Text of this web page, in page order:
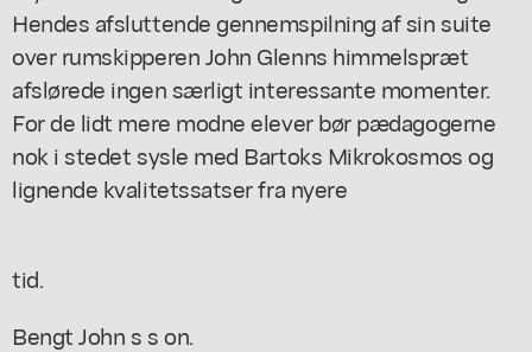
Hendes afsluttende gennemspilning af sin suite
over rumskipperen John Glenns himmelspræt
afslørede ingen særligt interessante momenter.
For de lidt mere modne elever bør pædagogerne
nok i stedet sysle med Bartoks Mikrokosmos og
lignende kvalitetssatser fra nyere
tid.
Bengt John s s on.